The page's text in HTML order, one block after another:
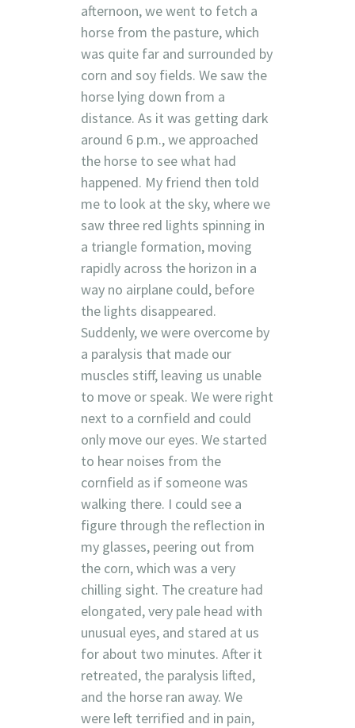
afternoon, we went to fetch a
horse from the pasture, which
was quite far and surrounded by
corn and soy fields. We saw the
horse lying down from a
distance. As it was getting dark
around 6 p.m., we approached
the horse to see what had
happened. My friend then told
me to look at the sky, where we
saw three red lights spinning in
a triangle formation, moving
rapidly across the horizon in a
way no airplane could, before
the lights disappeared.
Suddenly, we were overcome by
a paralysis that made our
muscles stiff, leaving us unable
to move or speak. We were right
next to a cornfield and could
only move our eyes. We started
to hear noises from the
cornfield as if someone was
walking there. I could see a
figure through the reflection in
my glasses, peering out from
the corn, which was a very
chilling sight. The creature had
elongated, very pale head with
unusual eyes, and stared at us
for about two minutes. After it
retreated, the paralysis lifted,
and the horse ran away. We
were left terrified and in pain,